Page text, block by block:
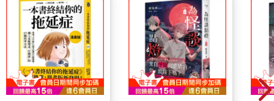
●肌力運動
關節炎經常導致疼痛，讓人因為不敢動而導致肌肉萎縮、無力。
在3種增強肌肉力量的運動中，由於等長運動在出力時，關節的位
置保持不變，因此比較不會引起關節發炎，也比較不會增加關節
內的壓力，對關節造成的傷害最低，也最安全。